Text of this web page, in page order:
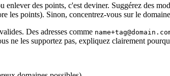
enlever des points, c'est deviner. Suggérez des
les points). Sinon, concentrez‑vous sur le
Des adresses comme
ne les supportez pas, expliquez clairement